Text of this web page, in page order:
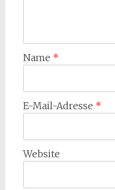
Name *
E-Mail-Adresse *
Website